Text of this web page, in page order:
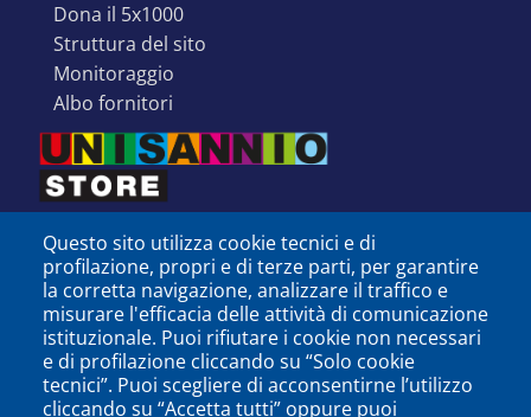
dona il 5x1000
struttura del sito
monitoraggio
albo fornitori
Questo sito utilizza cookie tecnici e di
profilazione, propri e di terze parti, per garantire
la corretta navigazione, analizzare il traffico e
misurare l'efficacia delle attività di comunicazione
istituzionale. Puoi rifiutare i cookie non necessari
e di profilazione cliccando su “Solo cookie
tecnici”. Puoi scegliere di acconsentirne l’utilizzo
cliccando su “Accetta tutti” oppure puoi